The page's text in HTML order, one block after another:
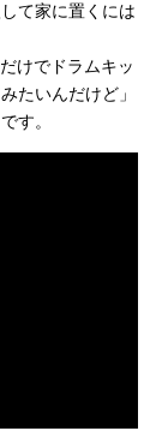
て家に置くには
けでドラムキッ
たいんだけど」
す。